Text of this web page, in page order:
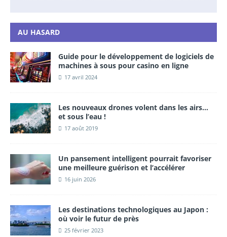
AU HASARD
Guide pour le développement de logiciels de
machines à sous pour casino en ligne
17 avril 2024
Les nouveaux drones volent dans les airs…
et sous l’eau !
17 août 2019
Un pansement intelligent pourrait favoriser
une meilleure guérison et l’accélérer
16 juin 2026
Les destinations technologiques au Japon :
où voir le futur de près
25 février 2023